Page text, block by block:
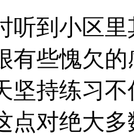
听到小区
有些愧欠
坚持练习
点对绝大